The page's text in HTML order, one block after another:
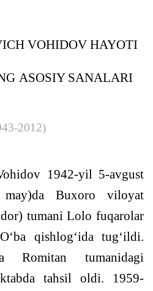
CH VOHIDOV HAYOTI
ASOSIY SANALARI
2012)
1942-yil 5-avgust
Buxoro viloyat
tumani Lolo fuqarolar
qishlog‘ida tug‘ildi.
Romitan tumanidagi
tahsil oldi. 1959-